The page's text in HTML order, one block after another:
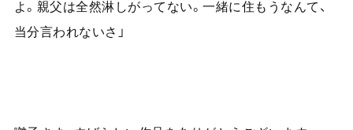
よ。親父は全然淋しがってない。一緒に住もうなんて、
当分言われないさ」